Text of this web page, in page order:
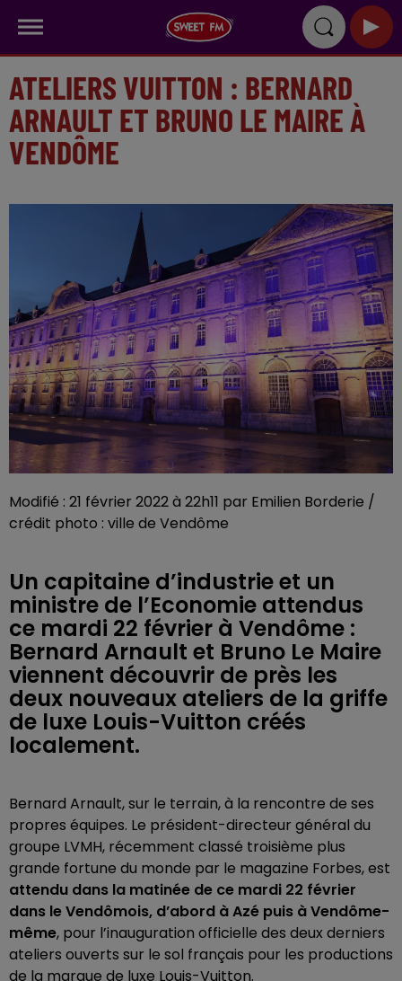
ATELIERS VUITTON : BERNARD
ARNAULT ET BRUNO LE MAIRE À
VENDÔME
Modifié : 21 février 2022 à 22h11 par Emilien Borderie /
crédit photo : ville de Vendôme
Un capitaine d’industrie et un
ministre de l’Economie attendus
ce mardi 22 février à Vendôme :
Bernard Arnault et Bruno Le Maire
viennent découvrir de près les
deux nouveaux ateliers de la griffe
de luxe Louis-Vuitton créés
localement.
Bernard Arnault, sur le terrain, à la rencontre de ses
propres équipes. Le président-directeur général du
groupe LVMH, récemment classé troisième plus
grande fortune du monde par le magazine Forbes, est
attendu dans la matinée de ce mardi 22 février
dans le Vendômois, d’abord à Azé puis à Vendôme-
même, pour l’inauguration officielle des deux derniers
ateliers ouverts sur le sol français pour les productions
de la marque de luxe Louis-Vuitton.